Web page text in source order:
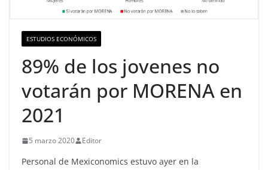
ESTUDIOS ECONÓMICOS
89% de los jovenes no
votarán por MORENA en
2021
5 marzo 2020 Editor
Personal de Mexiconomics estuvo ayer en la